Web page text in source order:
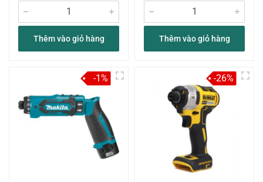
Thêm vào giỏ hàng Thêm vào giỏ hàng
-1% -26%